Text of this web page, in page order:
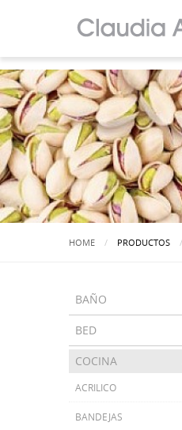
HOME PRODUCTOS
BAÑO
BED
COCINA
ACRILICO
BANDEJAS